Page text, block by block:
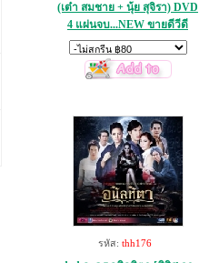
(เต๋า สมชาย + นุ้ย สุจิรา) DVD
4 แผ่นจบ...NEW ขายดีวีดี
รหัส: thh176